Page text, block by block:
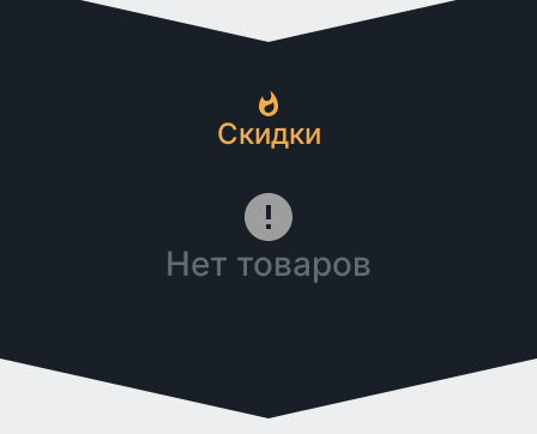
Скидки
Нет товаров